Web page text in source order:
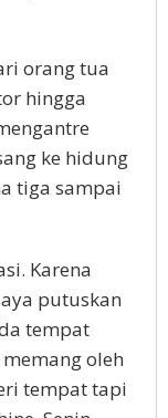
orang tua
hingga
ke hidung
tiga sampai
Karena
putuskan
tempat
oleh
tempat tapi